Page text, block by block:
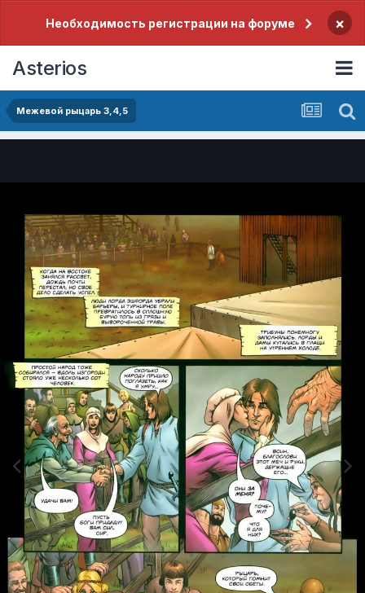
Необходимость регистрации на форуме ×
Asterios
Межевой рыцарь 3,4,5